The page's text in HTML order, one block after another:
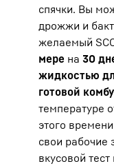
спячки. Вы
дрожжи и
желаемый
мере на 30
жидкостью
готовой
температуре
этого
свои рабочие
вкусовой